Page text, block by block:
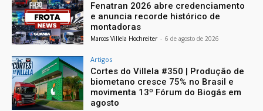
Fenatran 2026 abre credenciamento
e anuncia recorde histórico de
montadoras
Marcos Villela Hochreiter - 6 de agosto de 2026
Artigos
Cortes do Villela #350 | Produção de
biometano cresce 75% no Brasil e
movimenta 13º Fórum do Biogás em
agosto